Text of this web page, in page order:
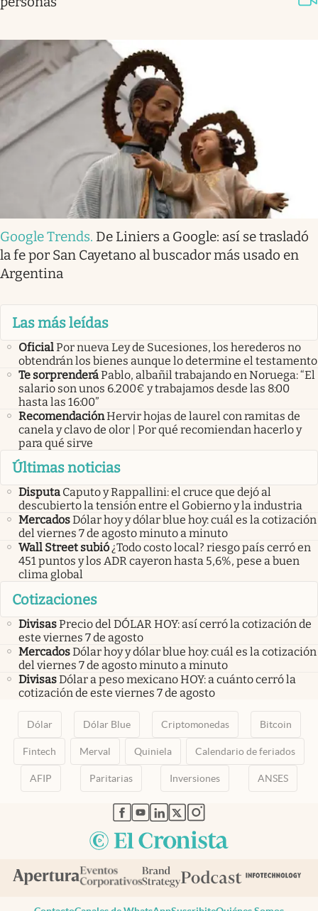
Google Trends. De Liniers a Google: así se trasladó
la fe por San Cayetano al buscador más usado en
Argentina
Las más leídas
OficialPor nueva Ley de Sucesiones, los herederos no
obtendrán los bienes aunque lo determine el testamento
Te sorprenderáPablo, albañil trabajando en Noruega: “El
salario son unos 6.200€ y trabajamos desde las 8:00
hasta las 16:00”
RecomendaciónHervir hojas de laurel con ramitas de
canela y clavo de olor | Por qué recomiendan hacerlo y
para qué sirve
Últimas noticias
Disputa Caputo y Rappallini: el cruce que dejó al
descubierto la tensión entre el Gobierno y la industria
MercadosDólar hoy y dólar blue hoy: cuál es la cotización
del viernes 7 de agosto minuto a minuto
Wall Street subió¿Todo costo local? riesgo país cerró en
451 puntos y los ADR cayeron hasta 5,6%, pese a buen
clima global
Cotizaciones
DivisasPrecio del DÓLAR HOY: así cerró la cotización de
este viernes 7 de agosto
MercadosDólar hoy y dólar blue hoy: cuál es la cotización
del viernes 7 de agosto minuto a minuto
DivisasDólar a peso mexicano HOY: a cuánto cerró la
cotización de este viernes 7 de agosto
Dólar Dólar Blue Criptomonedas Bitcoin
Fintech Merval Quiniela Calendario de feriados
AFIP Paritarias Inversiones ANSES
abre en nueva pestaña
abre en nueva pestaña
abre en nueva pestaña
abre en nueva pestaña
abre en nueva pestaña